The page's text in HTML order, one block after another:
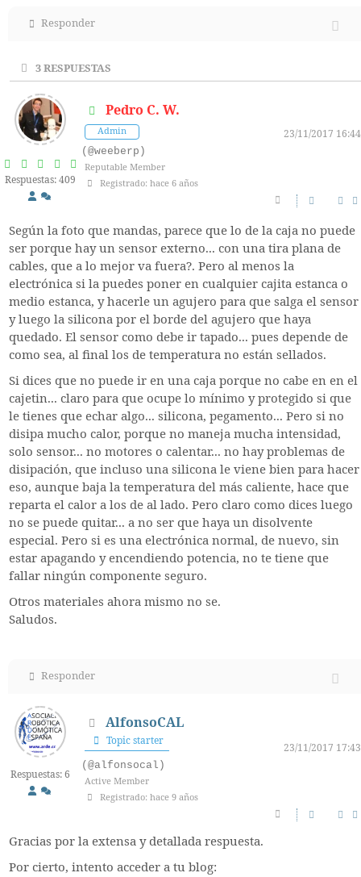
Responder
3RESPUESTAS
Respuestas: 409
Pedro C. W.
Admin
23/11/2017 16:44
(@weeberp)
Reputable Member
Registrado: hace 6 años
Según la foto que mandas, parece que lo de la caja no puede
ser porque hay un sensor externo... con una tira plana de
cables, que a lo mejor va fuera?. Pero al menos la
electrónica si la puedes poner en cualquier cajita estanca o
medio estanca, y hacerle un agujero para que salga el sensor
y luego la silicona por el borde del agujero que haya
quedado. El sensor como debe ir tapado... pues depende de
como sea, al final los de temperatura no están sellados.
Si dices que no puede ir en una caja porque no cabe en en el
cajetin... claro para que ocupe lo mínimo y protegido si que
le tienes que echar algo... silicona, pegamento... Pero si no
disipa mucho calor, porque no maneja mucha intensidad,
solo sensor... no motores o calentar... no hay problemas de
disipación, que incluso una silicona le viene bien para hacer
eso, aunque baja la temperatura del más caliente, hace que
reparta el calor a los de al lado. Pero claro como dices luego
no se puede quitar... a no ser que haya un disolvente
especial. Pero si es una electrónica normal, de nuevo, sin
estar apagando y encendiendo potencia, no te tiene que
fallar ningún componente seguro.
Otros materiales ahora mismo no se.
Saludos.
Responder
Respuestas: 6
AlfonsoCAL
Topic starter
23/11/2017 17:43
(@alfonsocal)
Active Member
Registrado: hace 9 años
Gracias por la extensa y detallada respuesta.
Por cierto, intento acceder a tu blog: